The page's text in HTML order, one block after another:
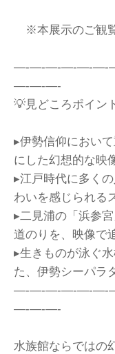
※本展示のご観覧
―-―-―-―-―-―-
―-―-―-
💡見どころポイン
▸伊勢信仰におい
にした幻想的な映
▸江戸時代に多く
わいを感じられる
▸二見浦の「浜参
道のりを、映像で
▸生きものが泳ぐ
た、伊勢シーパラ
―-―-―-―-―-―-
―-―-―-
水族館ならではの